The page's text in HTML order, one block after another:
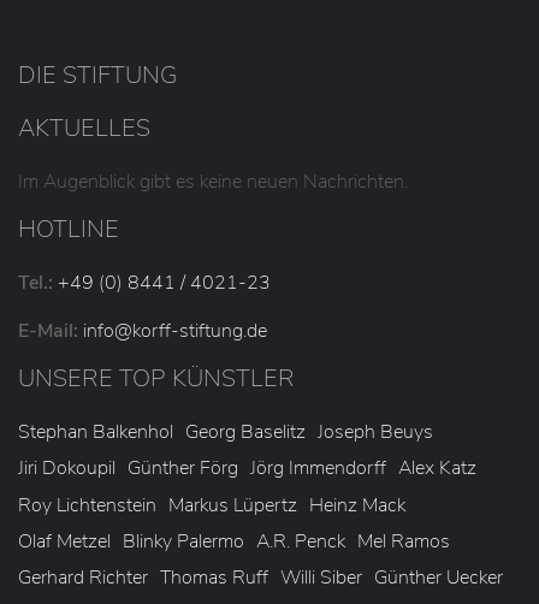
DIE STIFTUNG
AKTUELLES
Im Augenblick gibt es keine neuen Nachrichten.
HOTLINE
Tel.: +49 (0) 8441 / 4021-23
E-Mail: info@korff-stiftung.de
UNSERE TOP KÜNSTLER
Stephan Balkenhol Georg Baselitz Joseph Beuys
Jiri Dokoupil Günther Förg Jörg Immendorff Alex Katz
Roy Lichtenstein Markus Lüpertz Heinz Mack
Olaf Metzel Blinky Palermo A.R. Penck Mel Ramos
Gerhard Richter Thomas Ruff Willi Siber Günther Uecker